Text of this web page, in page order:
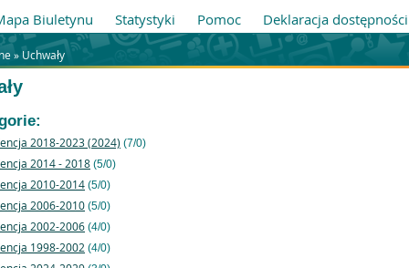
Biuletynu Statystyki Pomoc Deklaracja dostępności
» Uchwały
2018-2023 (2024) (7/0)
2014 - 2018 (5/0)
2010-2014 (5/0)
2006-2010 (5/0)
2002-2006 (4/0)
1998-2002 (4/0)